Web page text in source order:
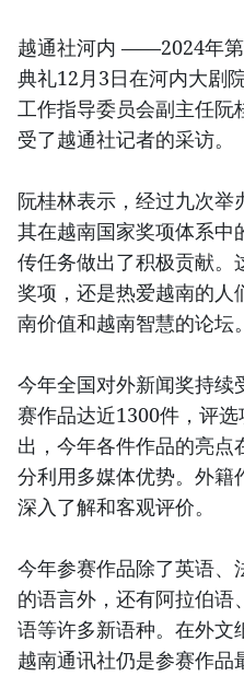
越通社河内 ——2024年
典礼12月3日在河内大剧
工作指导委员会副主任阮
受了越通社记者的采访。
阮桂林表示，经过九次举
其在越南国家奖项体系中
传任务做出了积极贡献。
奖项，还是热爱越南的人
南价值和越南智慧的论坛。
今年全国对外新闻奖持续
赛作品达近1300件，评
出，今年各件作品的亮
分利用多媒体优势。外籍
深入了解和客观评价。
今年参赛作品除了英语、
的语言外，还有阿拉伯语
语等许多新语种。在外文
越南通讯社仍是参赛作品